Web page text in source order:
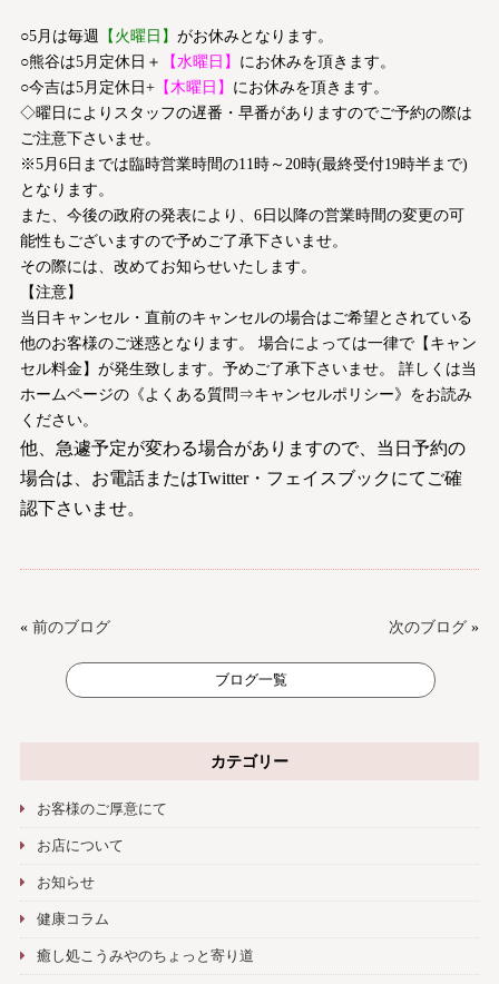
○5月は毎週 【火曜日】 がお休みとなります。
○熊谷は5月定休日＋
【水曜日】 にお休みを頂きます。
○今吉は5月定休日+【木曜日】 にお休みを頂きます。
◇曜日によりスタッフの遅番・早番がありますのでご予約の際は
ご注意下さいませ。
※5月6日までは臨時営業時間の11時～20時(最終受付19時半まで)
となります。
また、今後の政府の発表により、6日以降の営業時間の変更の可
能性もございますので予めご了承下さいませ。
その際には、改めてお知らせいたします。
【注意】
当日キャンセル・直前のキャンセルの場合はご希望とされている
他のお客様のご迷惑となります。 場合によっては一律で【キャン
セル料金】が発生致します。予めご了承下さいませ。 詳しくは当
ホームページの《よくある質問⇒キャンセルポリシー》をお読み
ください。
他、急遽予定が変わる場合がありますので、当日予約の
場合は、お電話またはTwitter・フェイスブックにてご確
認下さいませ。
« 前のブログ 次のブログ »
ブログ一覧
カテゴリー
お客様のご厚意にて
お店について
お知らせ
健康コラム
癒し処こうみやのちょっと寄り道